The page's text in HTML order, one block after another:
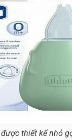
thiết kế nhỏ